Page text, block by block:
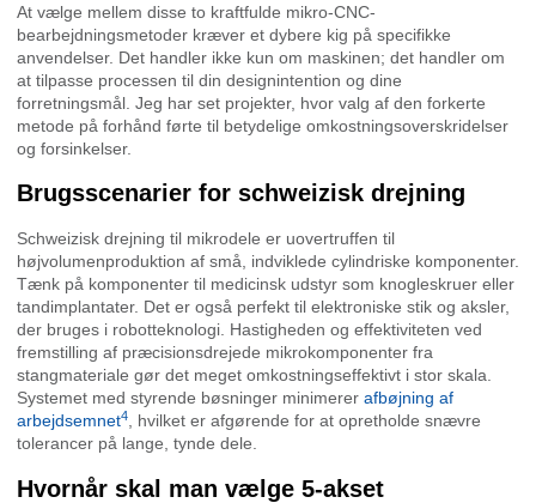
At vælge mellem disse to kraftfulde mikro-CNC-
bearbejdningsmetoder kræver et dybere kig på specifikke
anvendelser. Det handler ikke kun om maskinen; det handler om
at tilpasse processen til din designintention og dine
forretningsmål. Jeg har set projekter, hvor valg af den forkerte
metode på forhånd førte til betydelige omkostningsoverskridelser
og forsinkelser.
Brugsscenarier for schweizisk drejning
Schweizisk drejning til mikrodele er uovertruffen til
højvolumenproduktion af små, indviklede cylindriske komponenter.
Tænk på komponenter til medicinsk udstyr som knogleskruer eller
tandimplantater. Det er også perfekt til elektroniske stik og aksler,
der bruges i robotteknologi. Hastigheden og effektiviteten ved
fremstilling af præcisionsdrejede mikrokomponenter fra
stangmateriale gør det meget omkostningseffektivt i stor skala.
Systemet med styrende bøsninger minimerer afbøjning af
arbejdsemnet4, hvilket er afgørende for at opretholde snævre
tolerancer på lange, tynde dele.
Hvornår skal man vælge 5-akset